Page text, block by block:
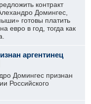
контракт
Домингес,
готовы платить
евро в год, тогда как
аргентинец
Домингес признан
Российского